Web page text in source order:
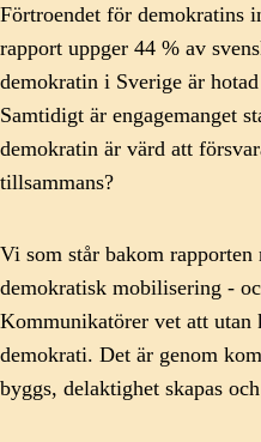
Förtroendet för demokratins
rapport uppger 44 % av
demokratin i Sverige är
Samtidigt är engagemanget
demokratin är värd att
tillsammans?
Vi som står bakom rapporten
demokratisk mobilisering -
Kommunikatörer vet att utan
demokrati. Det är genom
byggs, delaktighet skapas